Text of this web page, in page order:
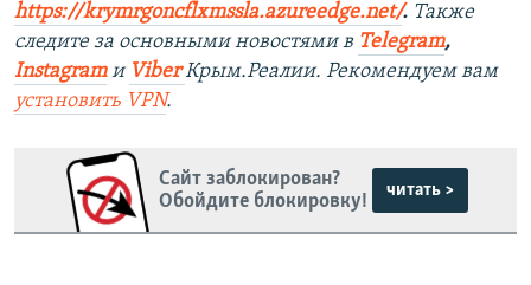
https://krymrgoncflxmssla.azureedge.net/. Также
следите за основными новостями в Telegram,
Instagram и ViberКрым.Реалии. Рекомендуем вам
установить VPN.
Сайт заблокирован?
Обойдите блокировку!
читать >